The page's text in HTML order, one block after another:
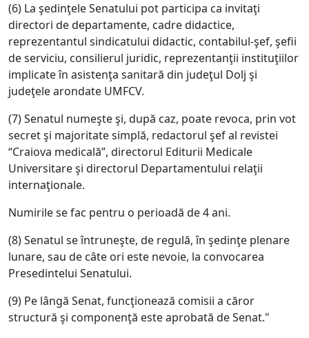
(6) La şedinţele Senatului pot participa ca invitaţi
directori de departamente, cadre didactice,
reprezentantul sindicatului didactic, contabilul-şef, şefii
de serviciu, consilierul juridic, reprezentanţii instituţiilor
implicate în asistenţa sanitară din judeţul Dolj şi
judeţele arondate UMFCV.
(7) Senatul numeşte şi, după caz, poate revoca, prin vot
secret şi majoritate simplă, redactorul şef al revistei
“Craiova medicală”, directorul Editurii Medicale
Universitare şi directorul Departamentului relaţii
internaţionale.
Numirile se fac pentru o perioadă de 4 ani.
(8) Senatul se întruneşte, de regulă, în şedinţe plenare
lunare, sau de câte ori este nevoie, la convocarea
Presedintelui Senatului.
(9) Pe lângă Senat, funcţionează comisii a căror
structură şi componenţă este aprobată de Senat."